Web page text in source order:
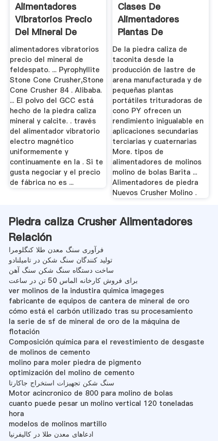
Alimentadores
Vibratorios Precio
Del Mineral De
Feldespato
alimentadores vibratorios
precio del mineral de
feldespato. ... Pyrophyllite
Stone Cone Crusher,Stone
Cone Crusher 84 . Alibaba.
... El polvo del GCC está
hecho de la piedra caliza
mineral y calcite. . través
del alimentador vibratorio
electro magnético
uniformemente y
continuamente en la . Si te
gusta negociar y el precio
de fábrica no es ...
Clases De
Alimentadores
Plantas De
Trituracion De
Piedra
De la piedra caliza de
taconita desde la
producción de lastre de
arena manufacturada y de
pequeñas plantas
portátiles trituradoras de
cono PY ofrecen un
rendimiento inigualable en
aplicaciones secundarias
terciarias y cuaternarias
More. tipos de
alimentadores de molinos
molino de bolas Barita ...
Alimentadores de piedra
Nuevos Crusher Molino .
Piedra caliza Crusher Alimentadores
Relación
فرآوری سنگ معدن طلا کنگلومرا
تولید کنندگان سنگ شکن در تامیلنادو
ساخت دستگاه سنگ شکن سنگ آهن
برای فروش کارخانه الماس 50 تن در ساعت
ver molinos de la industira quimica imageges
fabricante de equipos de cantera de mineral de oro
cómo está el carbón utilizado tras su procesamiento
la serie de sf de mineral de oro de la máquina de
flotación
Composición química para el revestimiento de desgaste
de molinos de cemento
molino para moler piedra de pigmento
optimización del molino de cemento
سنگ شکن تجهیزات استخراج جاکارتا
Motor acincronico de 800 para molino de bolas
cuanto puede pesar un molino vertical 120 toneladas
hora
modelos de molinos martillo
ادعاهای معدن طلا در کالیفرنیا